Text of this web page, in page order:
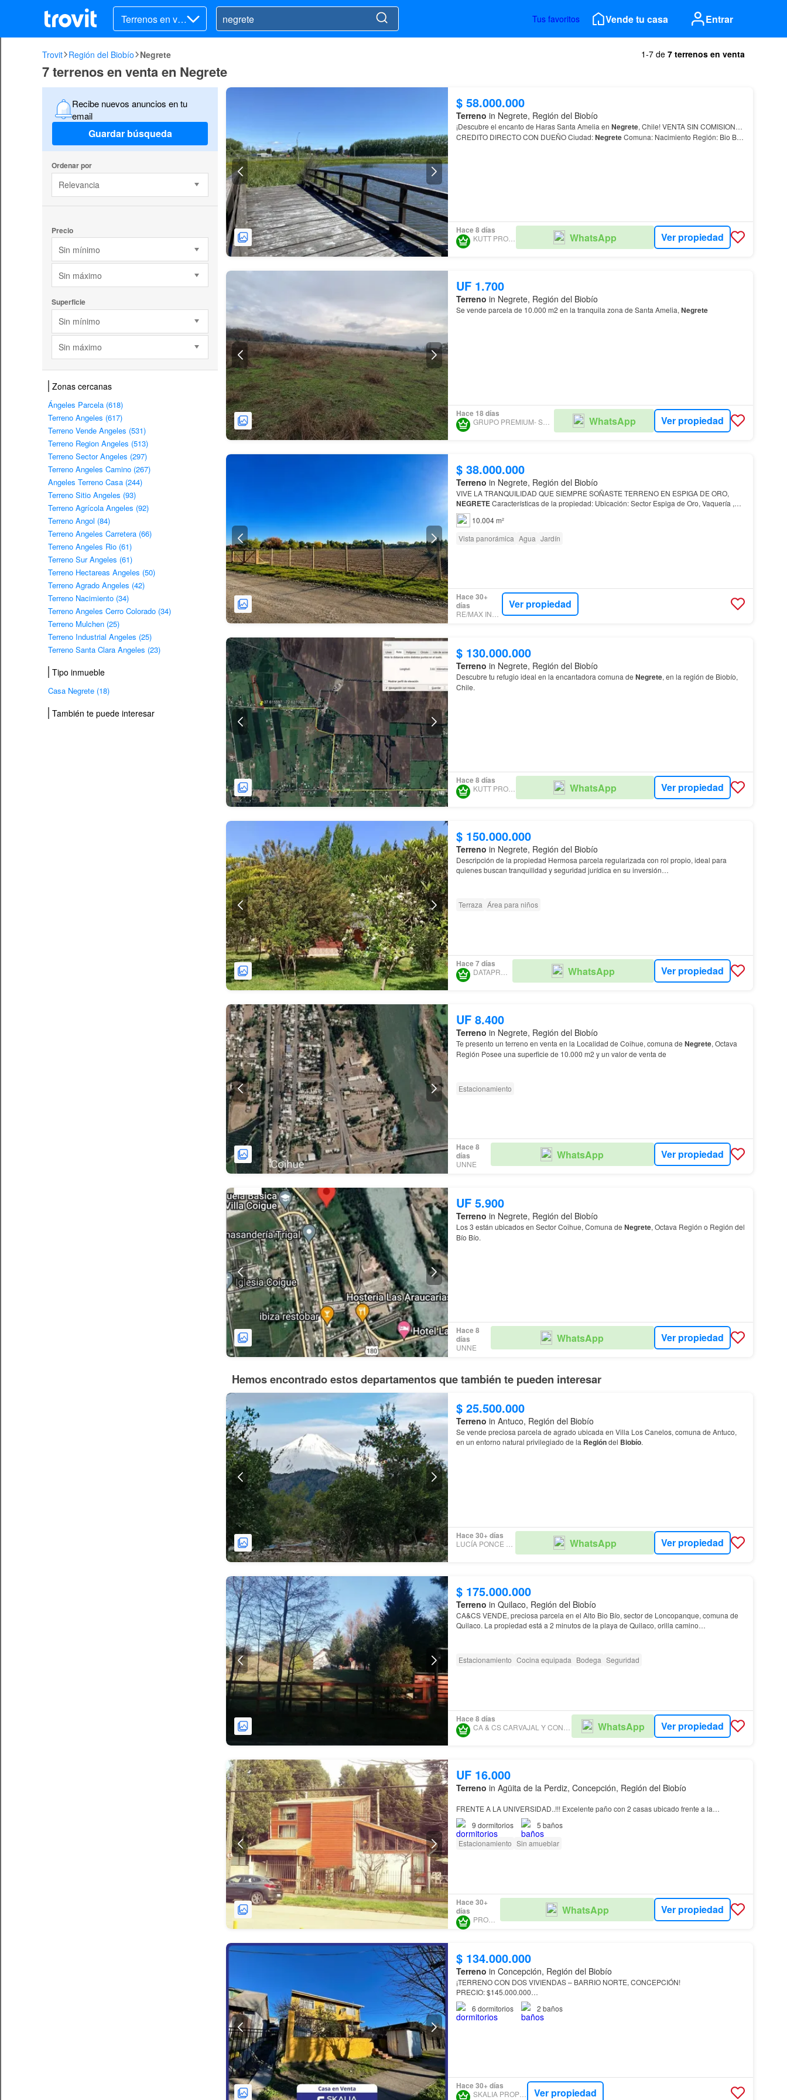
Terrenos en ve
nta
Tus favoritos Vende tu casa Entrar
Trovit Región del Biobío Negrete 1-7 de 7 terrenos en venta
7 terrenos en venta en Negrete
Recibe nuevos anuncios en tu
email
Guardar búsqueda
Ordenar por
Relevancia
Precio
Sin mínimo
Sin máximo
Superficie
Sin mínimo
Sin máximo
Zonas cercanas
Ángeles Parcela (618)
Terreno Angeles (617)
Terreno Vende Angeles (531)
Terreno Region Angeles (513)
Terreno Sector Angeles (297)
Terreno Angeles Camino (267)
Angeles Terreno Casa (244)
Terreno Sitio Angeles (93)
Terreno Agrícola Angeles (92)
Terreno Angol (84)
Terreno Angeles Carretera (66)
Terreno Angeles Rio (61)
Terreno Sur Angeles (61)
Terreno Hectareas Angeles (50)
Terreno Agrado Angeles (42)
Terreno Nacimiento (34)
Terreno Angeles Cerro Colorado (34)
Terreno Mulchen (25)
Terreno Industrial Angeles (25)
Terreno Santa Clara Angeles (23)
Tipo inmueble
Casa Negrete (18)
También te puede interesar
$ 58.000.000
Terreno in Negrete, Región del Biobío
¡Descubre el encanto de Haras Santa Amelia en Negrete, Chile! VENTA SIN COMISION…
CREDITO DIRECTO CON DUEÑO Ciudad:NegreteComuna: Nacimiento Región: Bio Bio
Hace 8 días
KUTT PROPERTY WhatsApp Ver propiedad
UF 1.700
Terreno in Negrete, Región del Biobío
Se vende parcela de 10.000 m2 en la tranquila zona de Santa Amelia, Negrete
Hace 18 días
GRUPO PREMIUM- SUC. PROVIDENCIA WhatsApp Ver propiedad
$ 38.000.000
Terreno in Negrete, Región del Biobío
VIVE LA TRANQUILIDAD QUE SIEMPRE SOÑASTE TERRENO EN ESPIGA DE ORO,
NEGRETE Características de la propiedad: Ubicación: Sector Espiga de Oro, Vaquería ,
Negrete
10.004 m²
Vista panorámica Agua Jardín
Hace 30+
días
RE/MAX INNOVA
Ver propiedad
$ 130.000.000
Terreno in Negrete, Región del Biobío
Descubre tu refugio ideal en la encantadora comuna de Negrete, en la región de Biobío,
Chile.
Hace 8 días
KUTT PROPERTY WhatsApp Ver propiedad
$ 150.000.000
Terreno in Negrete, Región del Biobío
Descripción de la propiedad Hermosa parcela regularizada con rol propio, ideal para
quienes buscan tranquilidad y seguridad jurídica en su inversión…
Terraza Área para niños
Hace 7 días
DATAPROP SPA WhatsApp Ver propiedad
UF 8.400
Terreno in Negrete, Región del Biobío
Te presento un terreno en venta en la Localidad de Coihue, comuna de Negrete, Octava
Región Posee una superficie de 10.000 m2 y un valor de venta de
Estacionamiento
Hace 8
días
UNNE
WhatsApp Ver propiedad
UF 5.900
Terreno in Negrete, Región del Biobío
Los 3 están ubicados en Sector Coihue, Comuna de Negrete, Octava Región o Región del
Bío Bío.
Hace 8
días
UNNE
WhatsApp Ver propiedad
Hemos encontrado estos departamentos que también te pueden interesar
$ 25.500.000
Terreno in Antuco, Región del Biobío
Se vende preciosa parcela de agrado ubicada en Villa Los Canelos, comuna de Antuco,
en un entorno natural privilegiado de la Regióndel Biobío.
Hace 30+ días
WhatsApp Ver propiedad
$ 175.000.000
Terreno in Quilaco, Región del Biobío
CA&CS VENDE, preciosa parcela en el Alto Bio Bío, sector de Loncopanque, comuna de
Quilaco. La propiedad está a 2 minutos de la playa de Quilaco, orilla camino…
Estacionamiento Cocina equipada Bodega Seguridad
Hace 8 días
WhatsApp Ver propiedad
UF 16.000
Terreno in Agüita de la Perdiz, Concepción, Región del Biobío
FRENTE A LA UNIVERSIDAD..!!! Excelente paño con 2 casas ubicado frente a la
Universidad de Concepción
Terreno total de 1000 m2, 2 construcciones de un total de 342,69 mts2…
9 dormitorios 5 baños
Estacionamiento Sin amueblar
Hace 30+
días
PROURBE
WhatsApp Ver propiedad
$ 134.000.000
Terreno in Concepción, Región del Biobío
¡TERRENO CON DOS VIVIENDAS – BARRIO NORTE, CONCEPCIÓN!
PRECIO: $145.000.000
OPORTUNIDAD ÚNICA DE INVERSIÓN EN ZONA DE ALTO POTENCIAL
Terreno con excelente ubicación en Barrio Norte, a pasos de Av…
6 dormitorios 2 baños
Hace 30+ días
SKALIA PROPIEDADES Ver propiedad